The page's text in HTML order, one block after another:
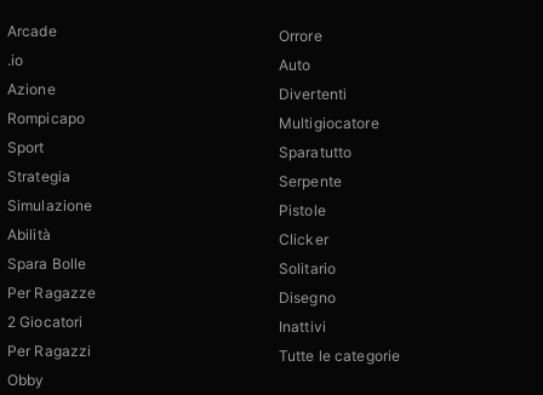
Arcade
.io
Azione
Rompicapo
Sport
Strategia
Simulazione
Abilità
Spara Bolle
Per Ragazze
2 Giocatori
Per Ragazzi
Obby
Orrore
Auto
Divertenti
Multigiocatore
Sparatutto
Serpente
Pistole
Clicker
Solitario
Disegno
Inattivi
Tutte le categorie